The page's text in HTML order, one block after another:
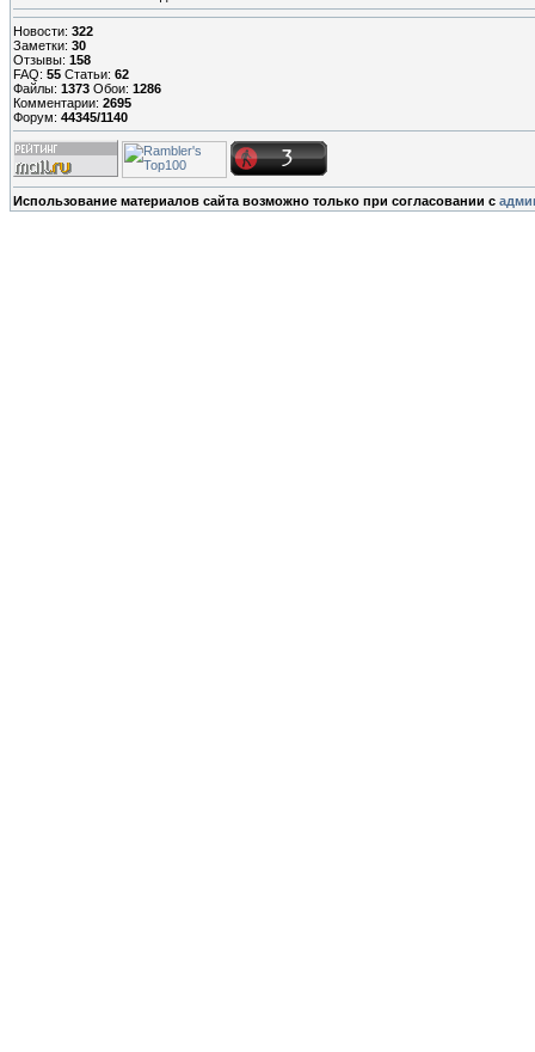
Новости: 322
Заметки: 30
Отзывы: 158
FAQ: 55 Статьи: 62
Файлы: 1373 Обои: 1286
Комментарии: 2695
Форум: 44345/1140
Использование материалов сайта возможно только при согласовании с